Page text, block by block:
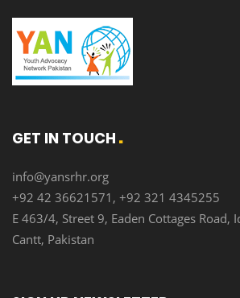
GET IN TOUCH
info@yansrhr.org
+92 42 36621571, +92 321 4345255
E 463/4, Street 9, Eaden Cottages Road,
Cantt, Pakistan